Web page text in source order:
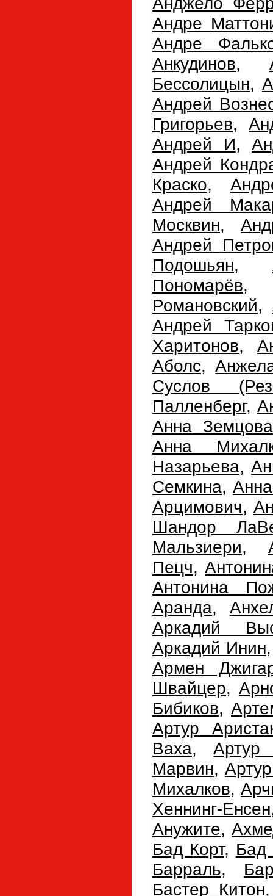
Андре
Андре
Анкудинов,
Бессолицын,
Андрей
Григорьев,
Андрей И,
Андрей
Краско,
Андрей
Москвин,
Андрей
Подошьян,
Пономарёв
Романовский,
Андрей
Харитонов,
Аболс,
Суслов
Палленберг,
Анна Земцова
Анна
Назарьева,
Семкина,
Арцимович,
Шандор
Мальзиери,
Пецч,
Антонина
Аранда,
Аркадий
Аркадий Инин
Армен
Швайцер,
Бибиков,
Артур
Ваха,Артур
Марвин,
Михалков,
Хеннинг-Енсен
Анужите,
Бад Корт, Бад
Барраль,
Бастер Китон